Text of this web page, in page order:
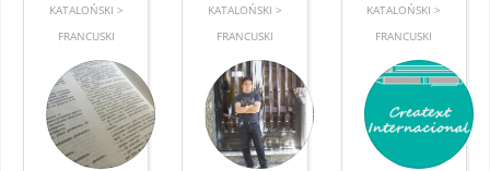
KATALOŃSKI >
FRANCUSKI
KATALOŃSKI >
FRANCUSKI
KATALOŃSKI >
FRANCUSKI